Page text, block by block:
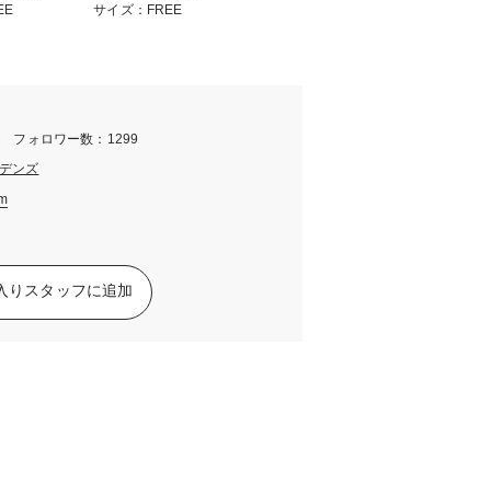
サイズ：FREE
フォロワー数：1299
ンズ
りスタッフに追加